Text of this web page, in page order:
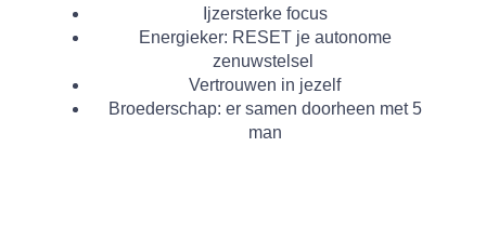
Ijzersterke focus
Energieker: RESET je autonome
zenuwstelsel
Vertrouwen in jezelf
Broederschap: er samen doorheen met 5
man